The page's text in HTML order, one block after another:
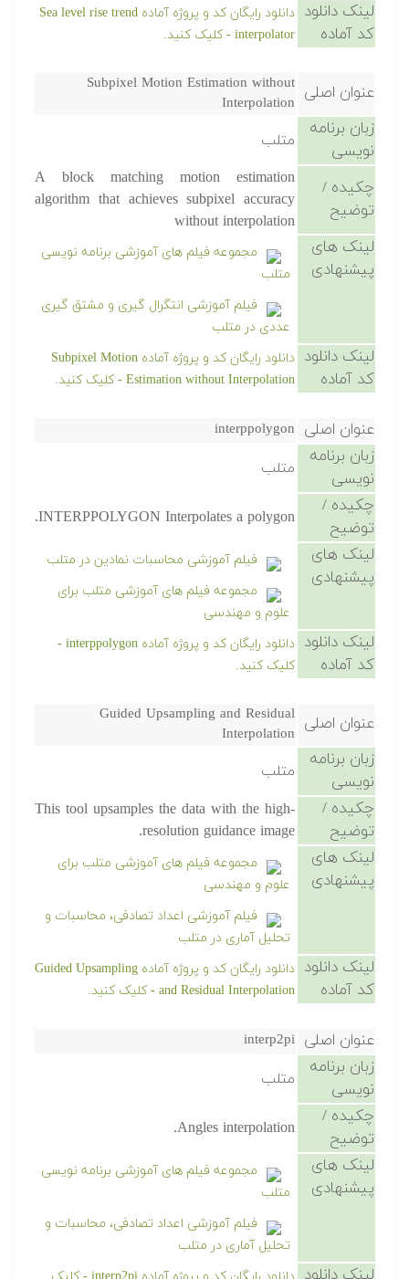
لینک دانلود
کد آماده
دانلود رایگان کد و پروژه آماده Sea level rise trend
interpolator - کلیک کنید.
عنوان اصلی Subpixel Motion Estimation without
Interpolation
زبان برنامه
نویسی
متلب
چکیده /
توضیح
A block matching motion estimation
algorithm that achieves subpixel accuracy
without interpolation
لینک های
پیشنهادی
مجموعه فیلم های آموزشی برنامه نویسی
متلب
فیلم آموزشی انتگرال گیری و مشتق گیری
عددی در متلب
لینک دانلود
کد آماده
دانلود رایگان کد و پروژه آماده Subpixel Motion
Estimation without Interpolation - کلیک کنید.
عنوان اصلی interppolygon
زبان برنامه
نویسی
متلب
چکیده /
توضیح
INTERPPOLYGON Interpolates a polygon.
لینک های
پیشنهادی
فیلم آموزشی محاسبات نمادین در متلب
مجموعه فیلم های آموزشی متلب برای
علوم و مهندسی
لینک دانلود
کد آماده
دانلود رایگان کد و پروژه آماده interppolygon -
کلیک کنید.
عنوان اصلی Guided Upsampling and Residual
Interpolation
زبان برنامه
نویسی
متلب
چکیده /
توضیح
This tool upsamples the data with the high-
resolution guidance image.
لینک های
پیشنهادی
مجموعه فیلم های آموزشی متلب برای
علوم و مهندسی
فیلم آموزشی اعداد تصادفی، محاسبات و
تحلیل آماری در متلب
لینک دانلود
کد آماده
دانلود رایگان کد و پروژه آماده Guided Upsampling
and Residual Interpolation - کلیک کنید.
عنوان اصلی interp2pi
زبان برنامه
نویسی
متلب
چکیده /
توضیح
Angles interpolation.
لینک های
پیشنهادی
مجموعه فیلم های آموزشی برنامه نویسی
متلب
فیلم آموزشی اعداد تصادفی، محاسبات و
تحلیل آماری در متلب